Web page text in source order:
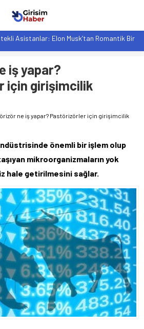
Asistanlar: Elon Musk’tan Romantik Bir
Yeni Sosyal Bağlantılar
Belgeli Personel İstihdamı Neden Artık
iş yapar?
için girişimcilik
ne iş yapar? Pastörizörler için girişimcilik
önemli bir işlem olup
mikroorganizmaların yok
hale getirilmesini sağlar.